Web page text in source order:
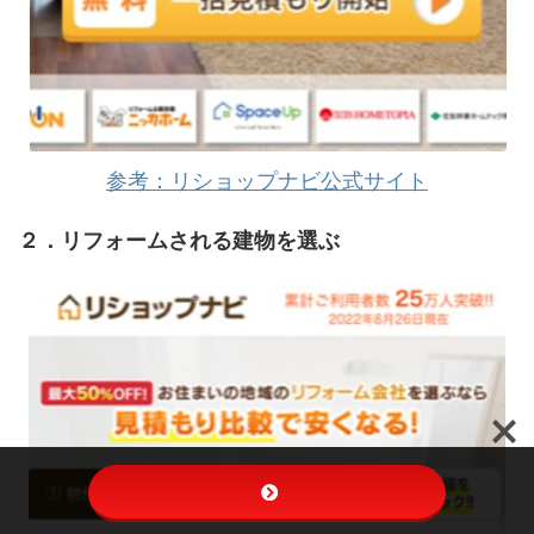
参考：リショップナビ公式サイト
２．リフォームされる建物を選ぶ